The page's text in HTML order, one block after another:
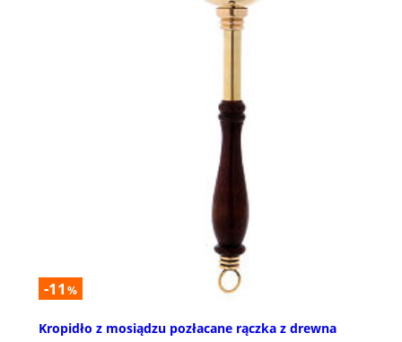
-11 %
Kropidło z mosiądzu pozłacane rączka z drewna